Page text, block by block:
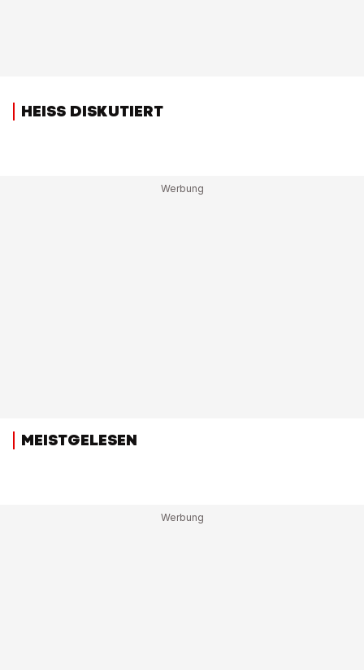
HEISS DISKUTIERT
MEISTGELESEN